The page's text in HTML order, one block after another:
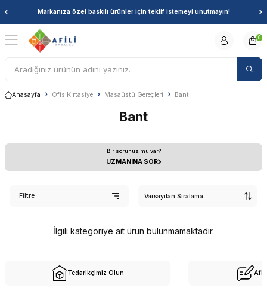
Markanıza özel baskılı ürünler için teklif istemeyi unutmayın!
0
Anasayfa Ofis Kırtasiye Masaüstü Gereçleri Bant
Bant
Bir sorunuz mu var?
UZMANINA SOR
Filtre
İlgili kategoriye ait ürün bulunmamaktadır.
Tedarikçimiz Olun